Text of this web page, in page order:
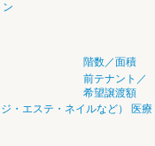
ン
階数／面積
前テナント／
希望譲渡額
・エステ・ネイルなど）
医